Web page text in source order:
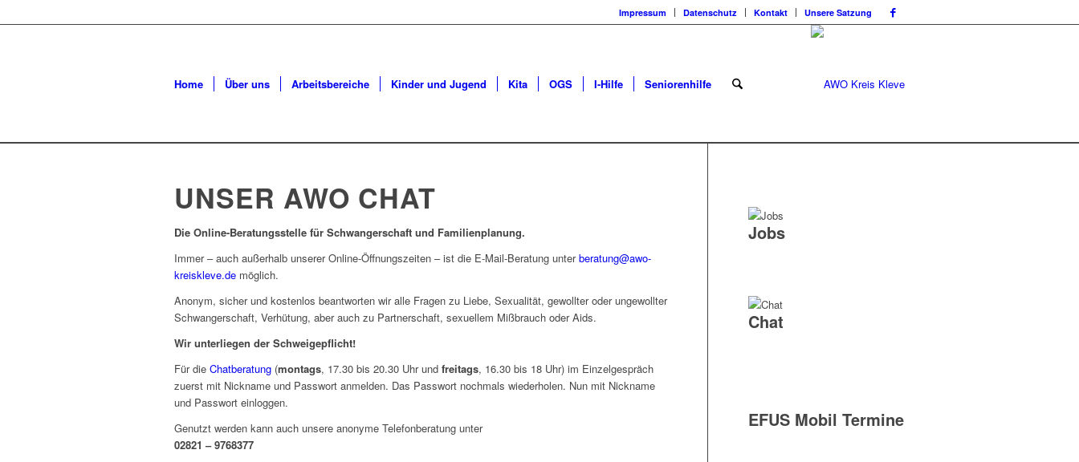
Impressum Datenschutz Kontakt Unsere Satzung
Home Über uns Arbeitsbereiche Kinder und Jugend Kita OGS I-Hilfe Seniorenhilfe
UNSER AWO CHAT
Die Online-Beratungsstelle für Schwangerschaft und Familienplanung.
Immer – auch außerhalb unserer Online-Öffnungszeiten – ist die E-Mail-Beratung unterberatung@awo-
kreiskleve.de möglich.
Anonym, sicher und kostenlos beantworten wir alle Fragen zu Liebe, Sexualität, gewollter oder ungewollter
Schwangerschaft, Verhütung, aber auch zu Partnerschaft, sexuellem Mißbrauch oder Aids.
Wir unterliegen der Schweigepflicht!
Für die Chatberatung (montags, 17.30 bis 20.30 Uhr und freitags, 16.30 bis 18 Uhr) im Einzelgespräch
zuerst mit Nickname und Passwort anmelden. Das Passwort nochmals wiederholen. Nun mit Nickname
und Passwort einloggen.
Genutzt werden kann auch unsere anonyme Telefonberatung unter
02821 – 9768377
Jobs
Chat
EFUS Mobil Termine